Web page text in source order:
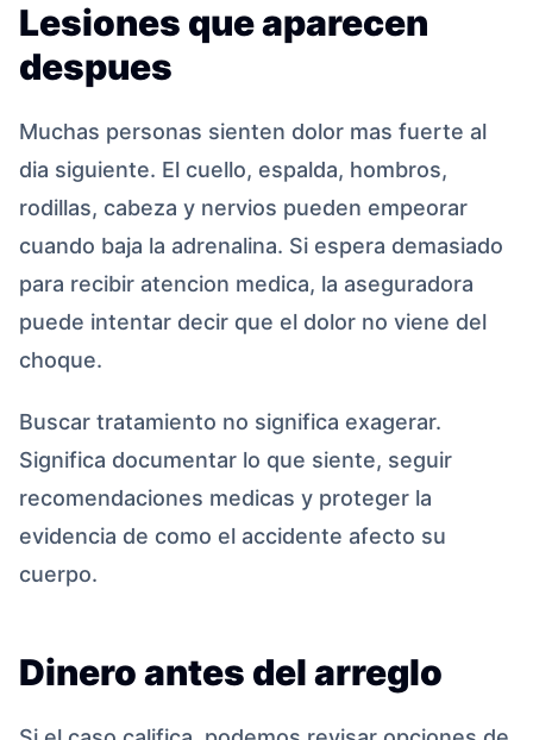
Lesiones que aparecen
despues
Muchas personas sienten dolor mas fuerte al
dia siguiente. El cuello, espalda, hombros,
rodillas, cabeza y nervios pueden empeorar
cuando baja la adrenalina. Si espera demasiado
para recibir atencion medica, la aseguradora
puede intentar decir que el dolor no viene del
choque.
Buscar tratamiento no significa exagerar.
Significa documentar lo que siente, seguir
recomendaciones medicas y proteger la
evidencia de como el accidente afecto su
cuerpo.
Dinero antes del arreglo